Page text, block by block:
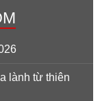
lành từ thiên